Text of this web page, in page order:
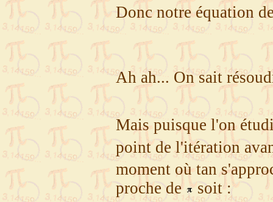
Donc notre équation
Ah ah... On sait
Mais puisque l'on
point de l'itération
moment où tan
proche de
soit :